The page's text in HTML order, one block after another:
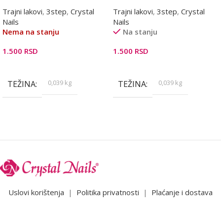
Trajni lakovi, 3step, Crystal
Nails
Nema na stanju
1.500 RSD
TEŽINA 0,039 kg
Trajni lakovi, 3step, Crystal
Nails
Na stanju
1.500 RSD
TEŽINA 0,039 kg
Uslovi korištenja | Politika privatnosti | Plaćanje i dostava